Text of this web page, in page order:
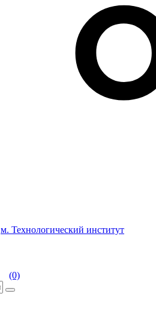
м. Технологический институт
(0)